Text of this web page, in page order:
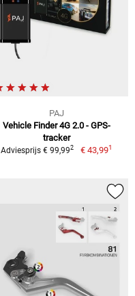
PAJ
Vehicle Finder 4G 2.0 - GPS-
tracker
Adviesprijs € 99,992 € 43,991